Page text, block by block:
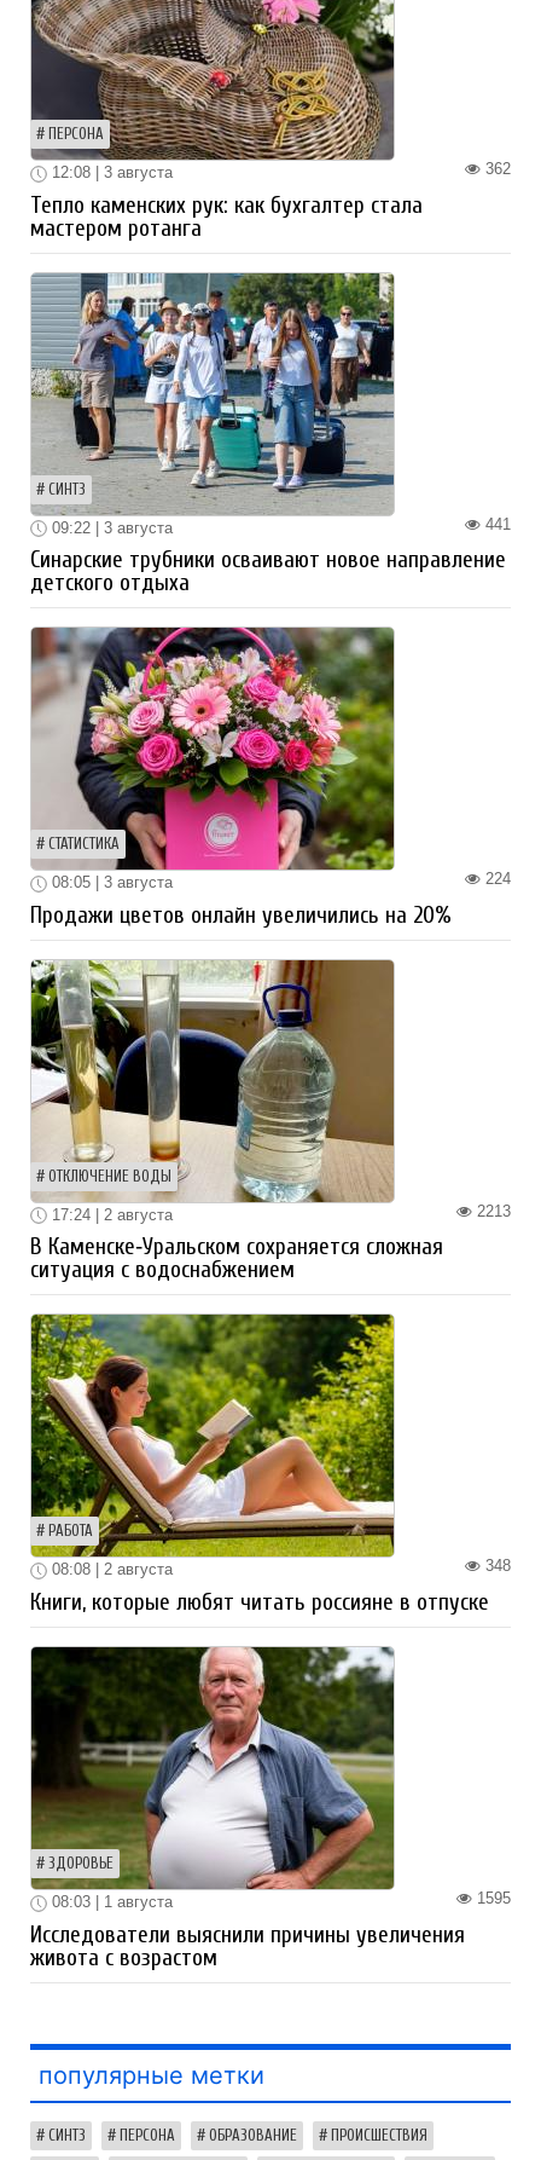
ПЕРСОНА
362
12:08 | 3 августа
Тепло каменских рук: как бухгалтер стала
мастером ротанга
СИНТЗ
441
09:22 | 3 августа
Синарские трубники осваивают новое направление
детского отдыха
СТАТИСТИКА
224
08:05 | 3 августа
Продажи цветов онлайн увеличились на 20%
ОТКЛЮЧЕНИЕ ВОДЫ
2213
17:24 | 2 августа
В Каменске‑Уральском сохраняется сложная
ситуация с водоснабжением
РАБОТА
348
08:08 | 2 августа
Книги, которые любят читать россияне в отпуске
ЗДОРОВЬЕ
1595
08:03 | 1 августа
Исследователи выяснили причины увеличения
живота с возрастом
популярные метки
СИНТЗ ПЕРСОНА ОБРАЗОВАНИЕ ПРОИСШЕСТВИЯ